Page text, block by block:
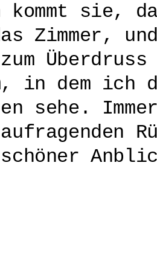
kommt sie,
Zimmer,
in dem ich
sehe.